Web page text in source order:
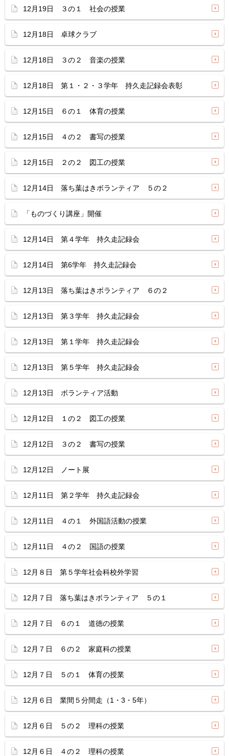
12月19日 ３の１ 社会の授業
12月18日 卓球クラブ
12月18日 ３の２ 音楽の授業
12月18日 第１・２・３学年 持久走記録会表彰
12月15日 ６の１ 体育の授業
12月15日 ４の２ 書写の授業
12月15日 ２の２ 図工の授業
12月14日 落ち葉はきボランティア ５の２
「ものづくり講座」開催
12月14日 第４学年 持久走記録会
12月14日 第6学年 持久走記録会
12月13日 落ち葉はきボランティア ６の２
12月13日 第３学年 持久走記録会
12月13日 第１学年 持久走記録会
12月13日 第５学年 持久走記録会
12月13日 ボランティア活動
12月12日 １の２ 図工の授業
12月12日 ３の２ 書写の授業
12月12日 ノート展
12月11日 第２学年 持久走記録会
12月11日 ４の１ 外国語活動の授業
12月11日 ４の２ 国語の授業
12月８日 第５学年社会科校外学習
12月７日 落ち葉はきボランティア ５の１
12月７日 ６の１ 道徳の授業
12月７日 ６の２ 家庭科の授業
12月７日 ５の１ 体育の授業
12月６日 業間５分間走（1・3・5年）
12月６日 ５の２ 理科の授業
12月６日 ４の２ 理科の授業